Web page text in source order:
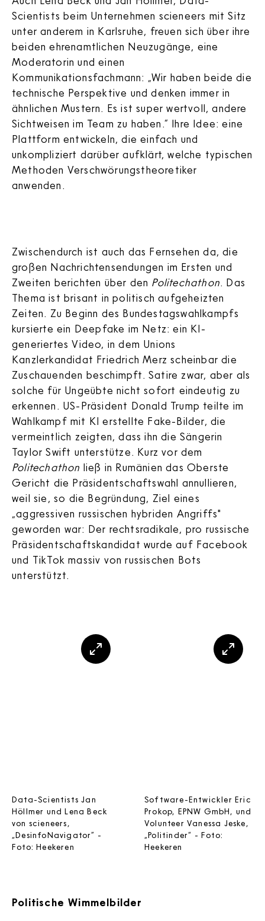
Scientists beim Unternehmen scieneers mit Sitz
unter anderem in Karlsruhe, freuen sich über ihre
beiden ehrenamtlichen Neuzugänge, eine
Moderatorin und einen
Kommunikationsfachmann: „Wir haben beide die
technische Perspektive und denken immer in
ähnlichen Mustern. Es ist super wertvoll, andere
Sichtweisen im Team zu haben.“ Ihre Idee: eine
Plattform entwickeln, die einfach und
unkompliziert darüber aufklärt, welche typischen
Methoden Verschwörungstheoretiker
anwenden.
Zwischendurch ist auch das Fernsehen da, die
großen Nachrichtensendungen im Ersten und
Zweiten berichten über den Politechathon. Das
Thema ist brisant in politisch aufgeheizten
Zeiten. Zu Beginn des Bundestagswahlkampfs
kursierte ein Deepfake im Netz: ein KI-
generiertes Video, in dem Unions
Kanzlerkandidat Friedrich Merz scheinbar die
Zuschauenden beschimpft. Satire zwar, aber als
solche für Ungeübte nicht sofort eindeutig zu
erkennen. US-Präsident Donald Trump teilte im
Wahlkampf mit KI erstellte Fake-Bilder, die
vermeintlich zeigten, dass ihn die Sängerin
Taylor Swift unterstütze. Kurz vor dem
Politechathon ließ in Rumänien das Oberste
Gericht die Präsidentschaftswahl annullieren,
weil sie, so die Begründung, Ziel eines
„aggressiven russischen hybriden Angriffs"
geworden war: Der rechtsradikale, pro russische
Präsidentschaftskandidat wurde auf Facebook
und TikTok massiv von russischen Bots
unterstützt.
Data-Scientists Jan
Höllmer und Lena Beck
von scieneers,
„DesinfoNavigator” -
Foto: Heekeren
Software-Entwickler Eric
Prokop, EPNW GmbH, und
Volunteer Vanessa Jeske,
„Politinder“ - Foto:
Heekeren
Politische Wimmelbilder